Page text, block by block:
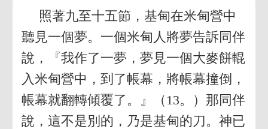
照著九至十五節，基甸在米甸營中
聽見一個夢。一個米甸人將夢告訴同伴
說，『我作了一夢，夢見一個大麥餅輥
入米甸營中，到了帳幕，將帳幕撞倒，
帳幕就翻轉傾覆了。』（13。）那同伴
說，這不是別的，乃是基甸的刀。神已